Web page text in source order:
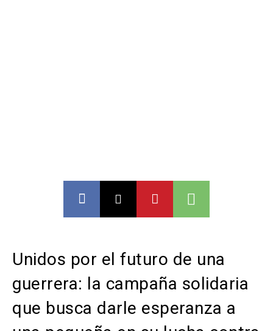
Unidos por el futuro de una
guerrera: la campaña solidaria
que busca darle esperanza a